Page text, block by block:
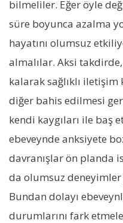
bilmeliler. Eğer öyle
süre boyunca azalma
hayatını olumsuz
almalılar. Aksi
kalarak sağlıklı
diğer bahis edilmesi
kendi kaygıları ile baş
ebeveynde anksiyete
davranışlar ön planda
da olumsuz deneyimler
Bundan dolayı
durumlarını fark